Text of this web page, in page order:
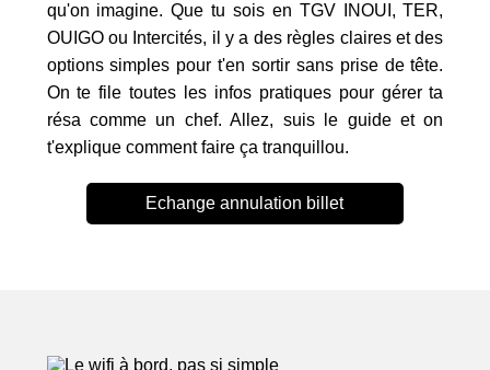
qu'on imagine. Que tu sois en TGV INOUI, TER,
OUIGO ou Intercités, il y a des règles claires et des
options simples pour t'en sortir sans prise de tête.
On te file toutes les infos pratiques pour gérer ta
résa comme un chef. Allez, suis le guide et on
t'explique comment faire ça tranquillou.
Echange annulation billet